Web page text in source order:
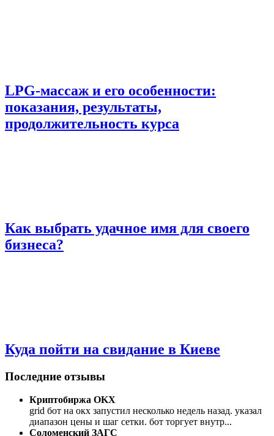
LPG-массаж и его особенности:
показания, результаты,
продолжительность курса
Как выбрать удачное имя для своего
бизнеса?
Куда пойти на свидание в Киеве
Последние отзывы
Криптобиржа OKX
grid бот на окх запустил несколько недель назад. указал
диапазон цены и шаг сетки. бот торгует внутр...
Соломенский ЗАГС